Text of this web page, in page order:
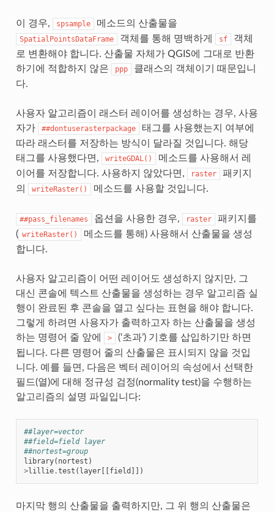
이 경우, spsample 메소드의 산출물을
SpatialPointsDataFrame 객체를 통해 명백하게 sf
객체
로 변환해야 합니다. 산출물 자체가 QGIS에 그대로 반환
하기에 적합하지 않은
ppp
클래스의 객체이기 때문입니
다.
사용자 알고리즘이 래스터 레이어를 생성하는 경우, 사용
자가
##dontuserasterpackage
태그를 사용했는지 여부에
따라 래스터를 저장하는 방식이 달라질 것입니다. 해당
태그를 사용했다면,
writeGDAL()
메소드를 사용해서 레
이어를 저장합니다. 사용하지 않았다면,
raster
패키지
의
writeRaster() 메소드를 사용할 것입니다.
##pass_filenames 옵션을 사용한 경우, raster
패키지를
( writeRaster()
메소드를 통해) 사용해서 산출물을 생성
합니다.
사용자 알고리즘이 어떤 레이어도 생성하지 않지만, 그
대신 콘솔에 텍스트 산출물을 생성하는 경우 알고리즘 실
행이 완료된 후 콘솔을 열고 싶다는 표현을 해야 합니다.
그렇게 하려면 사용자가 출력하고자 하는 산출물을 생성
하는 명령어 줄 앞에
>
(‘초과’) 기호를 삽입하기만 하면
됩니다. 다른 명령어 줄의 산출물은 표시되지 않을 것입
니다. 예를 들면, 다음은 벡터 레이어의 속성에서 선택한
필드(열)에 대해 정규성 검정(normality test)을 수행하는
알고리즘의 설명 파일입니다:
##layer=vector
##field=field layer
##nortest=group
library( nortest )
>lillie.test ( layer[[ field ]])
마지막 행의 산출물을 출력하지만, 그 위 행의 산출물은